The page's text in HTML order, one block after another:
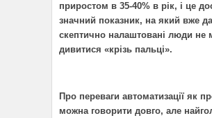
приростом в 35-40% в рік, і це
значний показник, на який вже
скептично налаштовані люди не
дивитися «крізь пальці».
Про переваги автоматизації як
можна говорити довго, але